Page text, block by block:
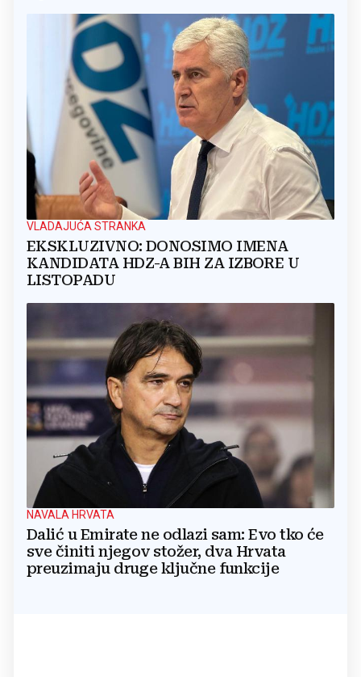
VLADAJUĆA STRANKA
EKSKLUZIVNO: DONOSIMO IMENA
KANDIDATA HDZ-A BIH ZA IZBORE U
LISTOPADU
NAVALA HRVATA
Dalić u Emirate ne odlazi sam: Evo tko će
sve činiti njegov stožer, dva Hrvata
preuzimaju druge ključne funkcije